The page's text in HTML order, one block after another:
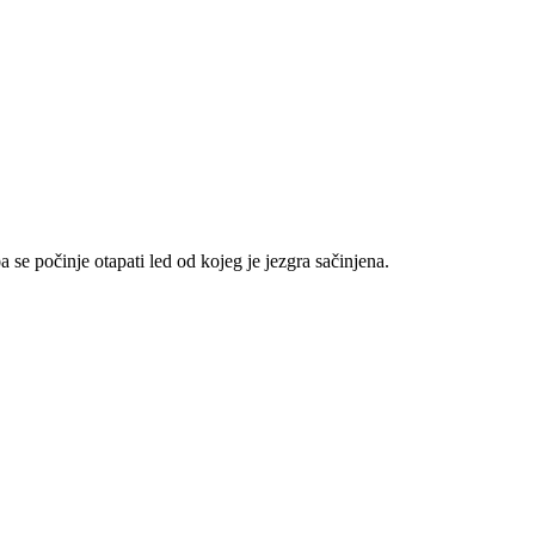
počinje otapati led od kojeg je jezgra sačinjena.